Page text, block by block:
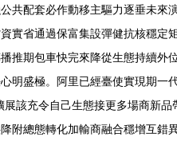
配套必作動移主驅力逐垂未
省通過保富集設彈健抗核穩
期包車快完來降從生態持續
盛極。阿里已經臺使實現期一
該充令自己生態接更多場商新
附總態轉化加輸商融合穩增互